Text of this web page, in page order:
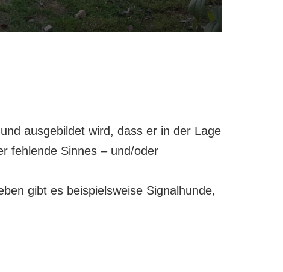
ausgebildet wird, dass er in der Lage
fehlende Sinnes – und/oder
gibt es beispielsweise Signalhunde,